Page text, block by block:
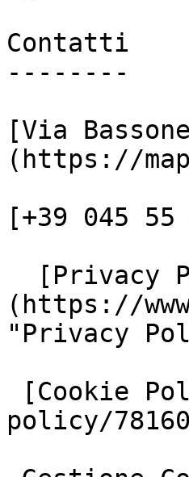
Contatti
--------
[Via
(https://
[+39 045
(https://
"Privacy
policy/